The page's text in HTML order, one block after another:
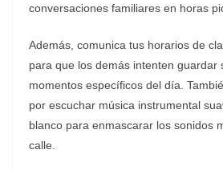
conversaciones familiares en horas
Además, comunica tus horarios de
para que los demás intenten guardar
momentos específicos del día.
por escuchar música instrumental
blanco para enmascarar los sonidos
calle.